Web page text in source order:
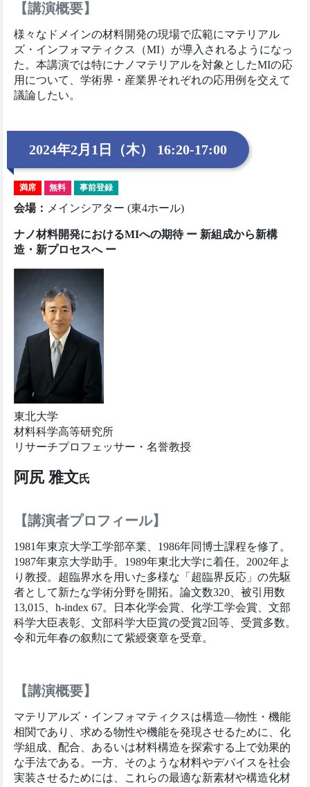
【講演概要】
様々なドメインの材料開発の現場で広範にマテリアル
ズ・インフォマティクス（MI）が導入されるようになっ
た。本講演では特にナノマテリアルを対象としたMIの応
用について、学術界・産業界それぞれの応用例を交えて
議論したい。
2024年2月1日（木） 16:20-17:00
満席 無料 事前登録
会場： メインシアター (東4ホール)
ナノ材料開発におけるMIへの期待 ー 新組成から新構
造・新プロセスへ ー
東北大学
材料科学高等研究所
リサーチプロフェッサー・名誉教授
阿尻 雅文氏
【講演者プロフィール】
1981年東京大学工学部卒業、1986年同博士課程を修了。
1987年東京大学助手。1989年東北大学に着任。2002年よ
り教授。超臨界水を用いた多様な「超臨界反応」の先駆
者として新たな学術分野を開拓。論文数320、被引用数
13,015、h-index 67。日本化学会賞、化学工学会賞、文部
科学大臣表彰、文部科学大臣賞の受賞2回等、受賞多数。
令和元年春の叙勲にて紫綬褒章を受章。
【講演概要】
マテリアルズ・インフォマティクスは構造―物性・機能
相関であり、求める物性や機能を発現させるために、化
学組成、配合、あるいは材料構造を探索する上で効果的
な手法である。一方、そのような材料やデバイスを社会
実装させるためには、これらの最適な新素材や構造化材